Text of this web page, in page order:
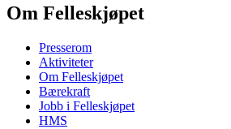
Om Felleskjøpet
Presserom
Aktiviteter
Om Felleskjøpet
Bærekraft
Jobb i Felleskjøpet
HMS